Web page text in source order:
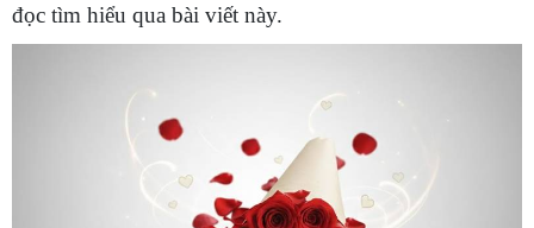
đọc tìm hiểu qua bài viết này.